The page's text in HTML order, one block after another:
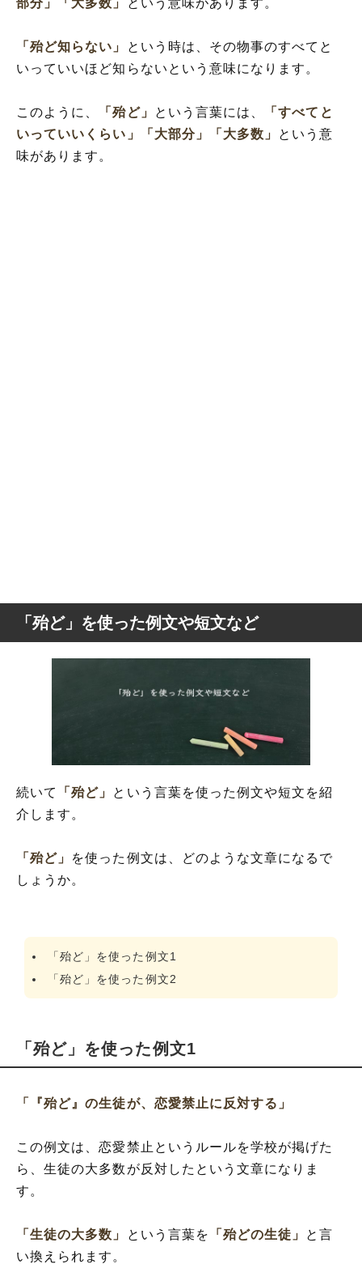
「殆ど知らない」
という時は、その物事のすべてと
いっていいほど知らないという意味になります。
このように、 「殆ど」 という言葉には、
「すべてと
いっていいくらい」
「大部分」 「大多数」
という意
味があります。
「殆ど」を使った例文や短文など
続いて 「殆ど」 という言葉を使った例文や短文を紹
介します。
「殆ど」
を使った例文は、どのような文章になるで
しょうか。
「殆ど」を使った例文1
「殆ど」を使った例文2
「殆ど」を使った例文1
「『殆ど』の生徒が、恋愛禁止に反対する」
この例文は、恋愛禁止というルールを学校が掲げた
ら、生徒の大多数が反対したという文章になりま
す。
「生徒の大多数」 という言葉を 「殆どの生徒」 と言
い換えられます。